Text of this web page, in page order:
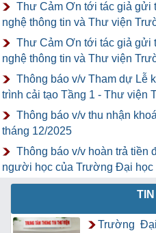
Thư Cảm Ơn tới tác giả gửi
nghệ thông tin và Thư viện
Thư Cảm Ơn tới tác giả gửi
nghệ thông tin và Thư viện
Thông báo v/v Tham dự Lễ
trình cải tạo Tầng 1 - Thư viện
Thông báo v/v thu nhận
tháng 12/2025
Thông báo v/v hoàn trả tiền
người học của Trường Đại học
Trường